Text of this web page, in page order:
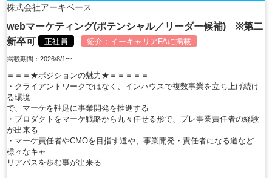
株式会社アーキベース
webマーケティング(ポテンシャル／リーダー候補) ※第二
新卒可
正社員 紹介： イーキャリアFAに掲載
掲載期間：2026/8/1〜
＝＝＝★ポジションの魅力★＝＝＝＝＝
・クライアントワークではなく、インハウスで複数事業を立ち上げ続け
る環境
で、マーケを軸足に事業開発を推進する
・プロダクトをマーケ戦略から丸々任せる形で、プレ事業責任者の経験
が出来る
・マーケ責任者やCMOを目指す道や、事業開発・責任者になる道など
様々なキャ
リアパスを歩む事が出来る